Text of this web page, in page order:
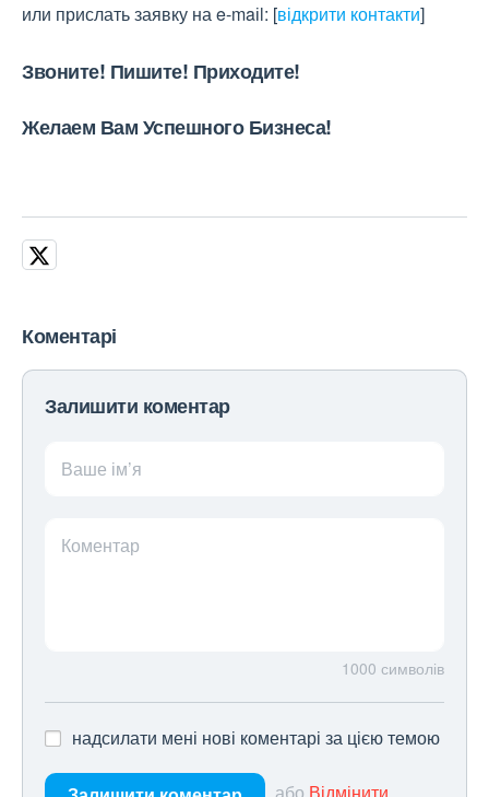
или прислать заявку на e-maіl: [відкрити контакти]
Звоните! Пишите! Приходите!
Желаем Вам Успешного Бизнеса!
Коментарі
Залишити коментар
Ваше ім’я
Коментар
1000 символів
надсилати мені нові коментарі за цією темою